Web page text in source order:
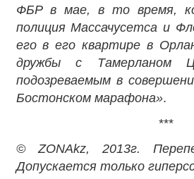
ФБР в мае, в то время,
полиция Массачусетса и
его в его квартире в
дружбы с Тамерланом
подозреваемым в
Бостонском марафона».
***
© ZONAkz, 2013г.
Допускается только